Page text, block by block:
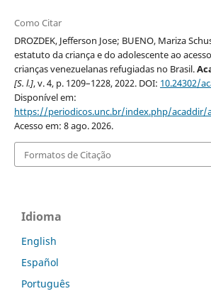
Como Citar
DROZDEK, Jefferson Jose; BUENO, Mariza
estatuto da criança e do adolescente ao
crianças venezuelanas refugiadas no Brasil.
[S. l.], v. 4, p. 1209–1228, 2022. DOI: 10.24302/
Disponível em:
https://periodicos.unc.br/index.php/acaddir/
Acesso em: 8 ago. 2026.
Formatos de Citação
Idioma
English
Español
Português